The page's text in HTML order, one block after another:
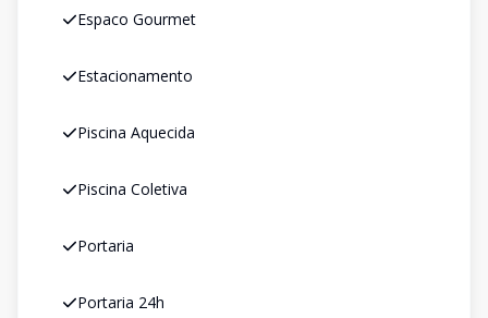
Espaco Gourmet
Estacionamento
Piscina Aquecida
Piscina Coletiva
Portaria
Portaria 24h